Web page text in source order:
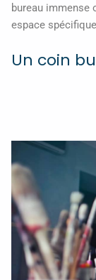
bureau immense
espace
Un coin